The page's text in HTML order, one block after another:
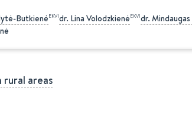
ButkienėEKVIdr. Lina VolodzkienėEKVIdr. Mindaugas
areas